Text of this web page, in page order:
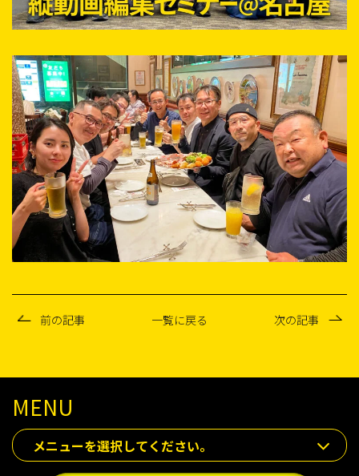
前の記事 一覧に戻る 次の記事
MENU
メニューを選択してください。